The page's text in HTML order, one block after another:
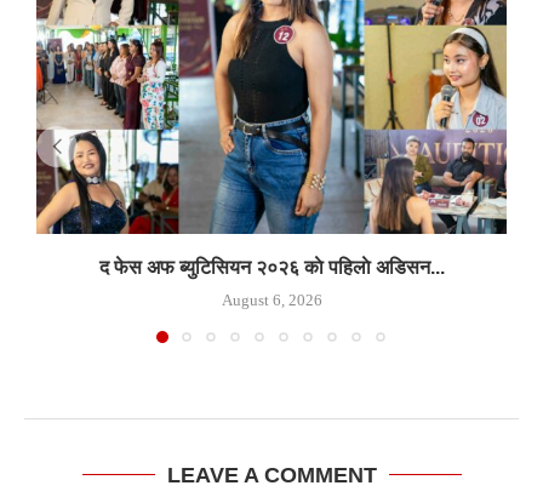
द फेस अफ ब्युटिसियन २०२६ काे पहिलाे अडिसन...
August 6, 2026
LEAVE A COMMENT